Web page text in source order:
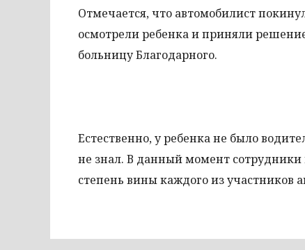
Отмечается, что автомобилист
осмотрели ребенка и приняли
больницу Благодарного.
Естественно, у ребенка не было
не знал. В данный момент
степень вины каждого из участников